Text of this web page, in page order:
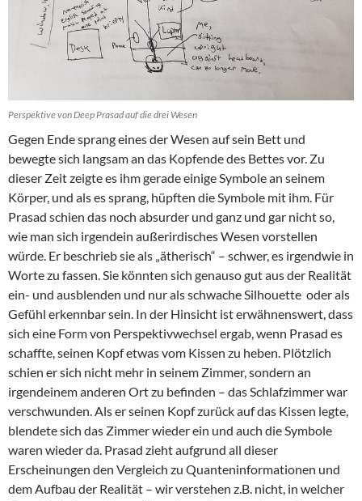
Perspektive von Deep Prasad auf die drei Wesen
Gegen Ende sprang eines der Wesen auf sein Bett und
bewegte sich langsam an das Kopfende des Bettes vor. Zu
dieser Zeit zeigte es ihm gerade einige Symbole an seinem
Körper, und als es sprang, hüpften die Symbole mit ihm. Für
Prasad schien das noch absurder und ganz und gar nicht so,
wie man sich irgendein außerirdisches Wesen vorstellen
würde. Er beschrieb sie als „ätherisch“ – schwer, es irgendwie in
Worte zu fassen. Sie könnten sich genauso gut aus der Realität
ein- und ausblenden und nur als schwache Silhouette oder als
Gefühl erkennbar sein. In der Hinsicht ist erwähnenswert, dass
sich eine Form von Perspektivwechsel ergab, wenn Prasad es
schaffte, seinen Kopf etwas vom Kissen zu heben. Plötzlich
schien er sich nicht mehr in seinem Zimmer, sondern an
irgendeinem anderen Ort zu befinden – das Schlafzimmer war
verschwunden. Als er seinen Kopf zurück auf das Kissen legte,
blendete sich das Zimmer wieder ein und auch die Symbole
waren wieder da. Prasad zieht aufgrund all dieser
Erscheinungen den Vergleich zu Quanteninformationen und
dem Aufbau der Realität – wir verstehen z.B. nicht, in welcher